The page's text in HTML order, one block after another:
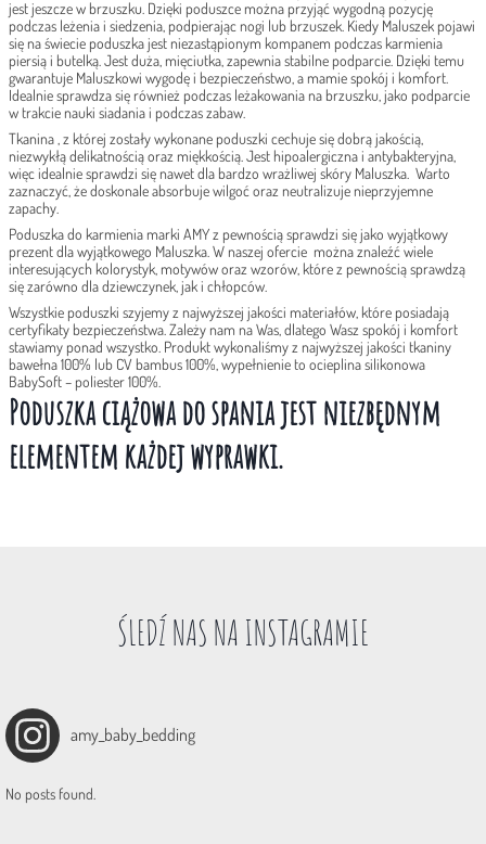
jest jeszcze w brzuszku. Dzięki poduszce można przyjąć wygodną pozycję
podczas leżenia i siedzenia, podpierając nogi lub brzuszek. Kiedy Maluszek pojawi
się na świecie poduszka jest niezastąpionym kompanem podczas karmienia
piersią i butelką. Jest duża, mięciutka, zapewnia stabilne podparcie. Dzięki temu
gwarantuje Maluszkowi wygodę i bezpieczeństwo, a mamie spokój i komfort.
Idealnie sprawdza się również podczas leżakowania na brzuszku, jako podparcie
w trakcie nauki siadania i podczas zabaw.
Tkanina , z której zostały wykonane poduszki cechuje się dobrą jakością,
niezwykłą delikatnością oraz miękkością. Jest hipoalergiczna i antybakteryjna,
więc idealnie sprawdzi się nawet dla bardzo wrażliwej skóry Maluszka. Warto
zaznaczyć, że doskonale absorbuje wilgoć oraz neutralizuje nieprzyjemne
zapachy.
Poduszka do karmienia marki AMY z pewnością sprawdzi się jako wyjątkowy
prezent dla wyjątkowego Maluszka. W naszej ofercie można znaleźć wiele
interesujących kolorystyk, motywów oraz wzorów, które z pewnością sprawdzą
się zarówno dla dziewczynek, jak i chłopców.
Wszystkie poduszki szyjemy z najwyższej jakości materiałów, które posiadają
certyfikaty bezpieczeństwa. Zależy nam na Was, dlatego Wasz spokój i komfort
stawiamy ponad wszystko. Produkt wykonaliśmy z najwyższej jakości tkaniny
bawełna 100% lub CV bambus 100%, wypełnienie to ocieplina silikonowa
BabySoft – poliester 100%.
Poduszka ciążowa do spania jest niezbędnym
elementem każdej wyprawki.
ŚLEDŹ NAS NA INSTAGRAMIE
amy_baby_bedding
No posts found.